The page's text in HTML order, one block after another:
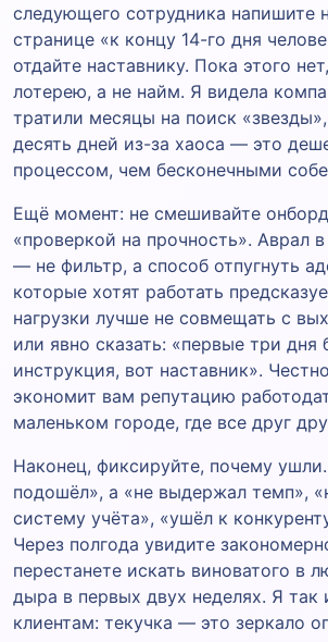
следующего сотрудника напишите
странице «к концу 14-го дня
отдайте наставнику. Пока этого
лотерею, а не найм. Я видела
тратили месяцы на поиск
десять дней из-за хаоса — это
процессом, чем бесконечными
Ещё момент: не смешивайте
«проверкой на прочность». Аврал
— не фильтр, а способ отпугнуть
которые хотят работать
нагрузки лучше не совмещать с
или явно сказать: «первые три дня
инструкция, вот наставник».
экономит вам репутацию
маленьком городе, где все друг
Наконец, фиксируйте, почему
подошёл», а «не выдержал темп»,
систему учёта», «ушёл к
Через полгода увидите
перестанете искать виноватого в
дыра в первых двух неделях. Я так
клиентам: текучка — это зеркало